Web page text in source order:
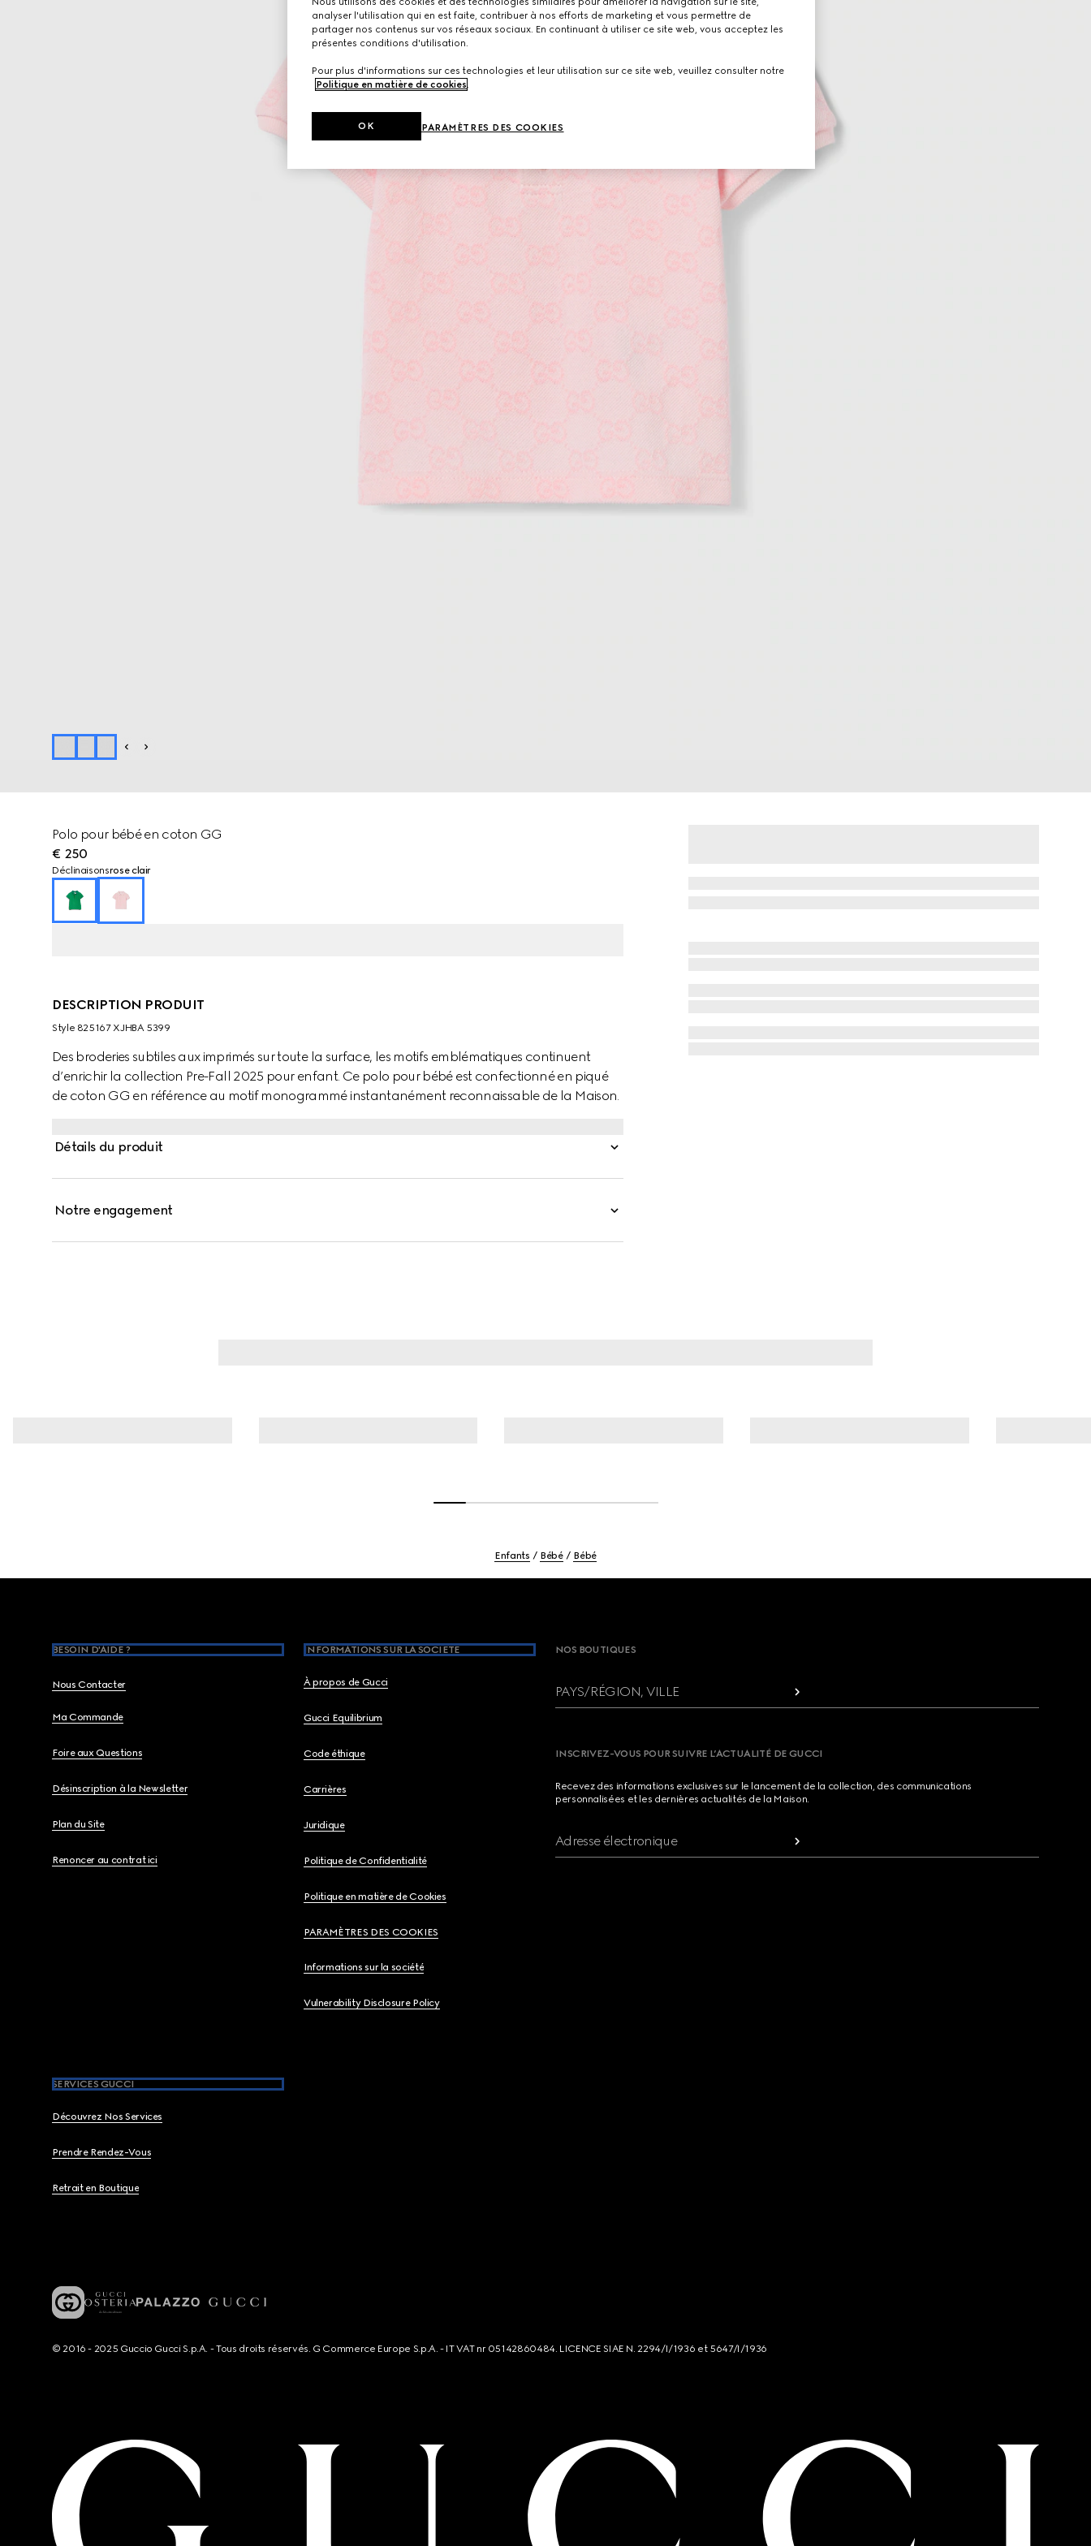
Polo pour bébé en coton GG
€ 250
Déclinaisonsrose clair
DESCRIPTION PRODUIT
Style ‎825167 XJHBA 5399
Des broderies subtiles aux imprimés sur toute la surface, les motifs emblématiques continuent
d’enrichir la collection Pre-Fall 2025 pour enfant. Ce polo pour bébé est confectionné en piqué
de coton GG en référence au motif monogrammé instantanément reconnaissable de la Maison.
Détails du produit
Notre engagement
Enfants Bébé Bébé
BESOIN D'AIDE ?
Nous Contacter
Ma Commande
Foire aux Questions
Désinscription à la Newsletter
Plan du Site
Renoncer au contrat ici
INFORMATIONS SUR LA SOCIETE
À propos de Gucci
Gucci Equilibrium
Code éthique
Carrières
Juridique
Politique de Confidentialité
Politique en matière de Cookies
PARAMÈTRES DES COOKIES
Informations sur la société
Vulnerability Disclosure Policy
SERVICES GUCCI
Découvrez Nos Services
Prendre Rendez-Vous
Retrait en Boutique
NOS BOUTIQUES
PAYS/RÉGION, VILLE
INSCRIVEZ-VOUS POUR SUIVRE L’ACTUALITÉ DE GUCCI
Recevez des informations exclusives sur le lancement de la collection, des communications
personnalisées et les dernières actualités de la Maison.
Adresse électronique
© 2016 - 2025 Guccio Gucci S.p.A. - Tous droits réservés. G Commerce Europe S.p.A. - IT VAT nr 05142860484. LICENCE SIAE N. 2294/I/1936 et 5647/I/1936
analyser l'utilisation qui en est faite, contribuer à nos efforts de marketing et vous permettre de
partager nos contenus sur vos réseaux sociaux. En continuant à utiliser ce site web, vous acceptez les
présentes conditions d'utilisation.
Pour plus d'informations sur ces technologies et leur utilisation sur ce site web, veuillez consulter notre
Politique en matière de cookies
PARAMÈTRES DES COOKIES
OK